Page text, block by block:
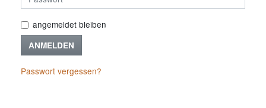
angemeldet bleiben
ANMELDEN
Passwort vergessen?